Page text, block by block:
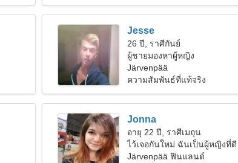
Jesse
26 ปี, ราศีกันย์
ผู้ชายมองหาผู้หญิง
Järvenpää
ความสัมพันธ์ที่แท้จริง
Jonna
อายุ 22 ปี, ราศีเมถุน
ไว้เจอกันใหม่ ฉันเป็นผู้หญิงที่ดี
Järvenpää ฟินแลนด์